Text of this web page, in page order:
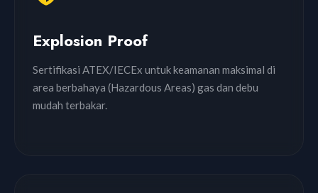
Explosion Proof
Sertifikasi ATEX/IECEx untuk keamanan maksimal di
area berbahaya (Hazardous Areas) gas dan debu
mudah terbakar.